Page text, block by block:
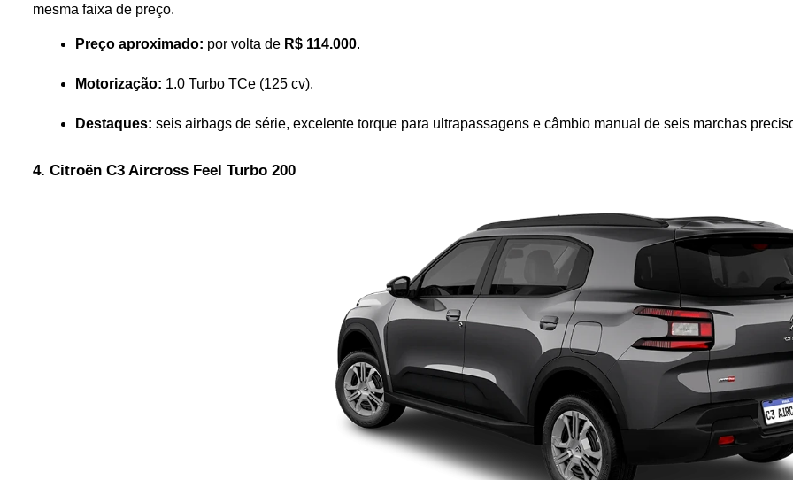
mesma faixa de preço.
Preço aproximado: por volta de R$ 114.000.
Motorização: 1.0 Turbo TCe (125 cv).
Destaques: seis airbags de série, excelente torque para ultrapassagens e câmbio manual de seis marchas
4. Citroën C3 Aircross Feel Turbo 200